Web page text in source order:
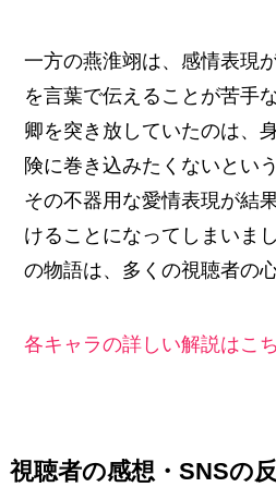
一方の燕淮翊は、感情表現
を言葉で伝えることが苦手
卿を突き放していたのは、
険に巻き込みたくないとい
その不器用な愛情表現が結
けることになってしまいま
の物語は、多くの視聴者の
各キャラの詳しい解説はこ
視聴者の感想・SNSの